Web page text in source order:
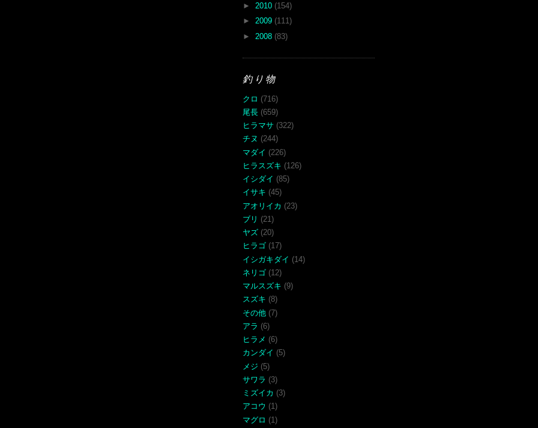
► 2010 (154)
► 2009 (111)
► 2008 (83)
釣り物
クロ (716)
尾長 (659)
ヒラマサ (322)
チヌ (244)
マダイ (226)
ヒラスズキ (126)
イシダイ (85)
イサキ (45)
アオリイカ (23)
ブリ (21)
ヤズ (20)
ヒラゴ (17)
イシガキダイ (14)
ネリゴ (12)
マルスズキ (9)
スズキ (8)
その他 (7)
アラ (6)
ヒラメ (6)
カンダイ (5)
メジ (5)
サワラ (3)
ミズイカ (3)
アコウ (1)
マグロ (1)